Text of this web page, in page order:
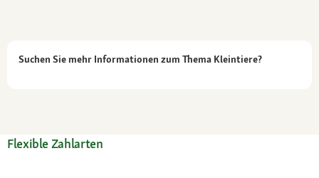
Suchen Sie mehr Informationen zum Thema Kleintiere?
Flexible Zahlarten